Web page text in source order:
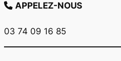
APPELEZ-NOUS
03 74 09 16 85